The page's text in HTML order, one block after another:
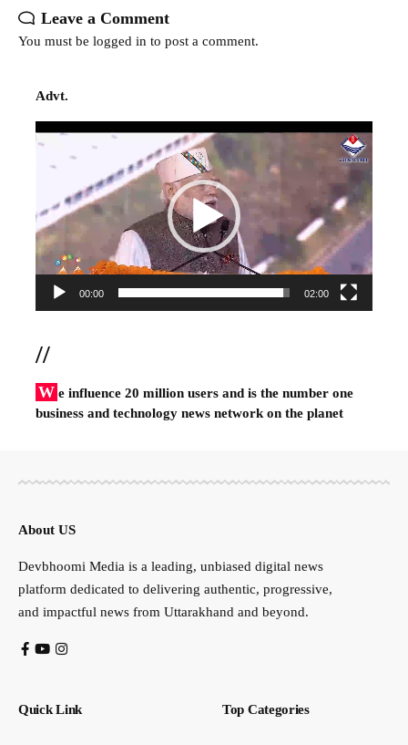
Leave a Comment
You must be logged in to post a comment.
Advt.
Video
00:00 02:00
//
W e influence 20 million users and is the number one
business and technology news network on the planet
About US
Devbhoomi Media is a leading, unbiased digital news
platform dedicated to delivering authentic, progressive,
and impactful news from Uttarakhand and beyond.
Quick Link Top Categories